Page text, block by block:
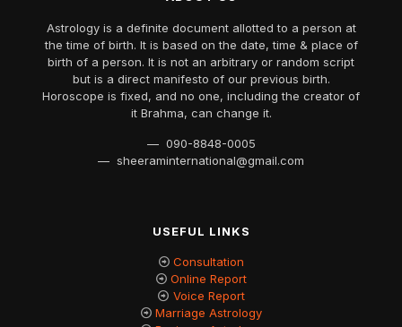
Astrology is a definite document allotted to a person at
the time of birth. It is based on the date, time & place of
birth of a person. It is not an arbitrary or random script
but is a direct manifesto of our previous birth.
Horoscope is fixed, and no one, including the creator of
it Brahma, can change it.
— 090-8848-0005
— sheeraminternational@gmail.com
USEFUL LINKS
Consultation
Online Report
Voice Report
Marriage Astrology